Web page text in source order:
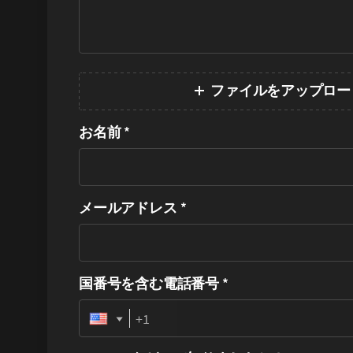
ファイルをアップロ
お名前 *
メールアドレス *
国番号を含む電話番号 *
Phone